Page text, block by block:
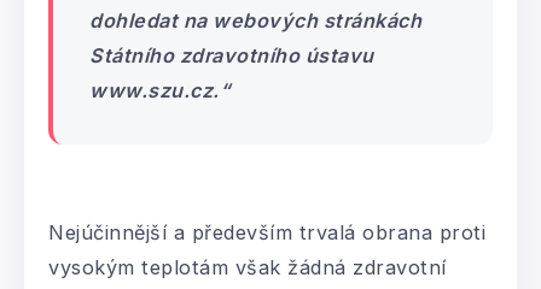
dohledat na webových stránkách
Státního zdravotního ústavu
www.szu.cz.“
Nejúčinnější a především trvalá obrana proti
vysokým teplotám však žádná zdravotní